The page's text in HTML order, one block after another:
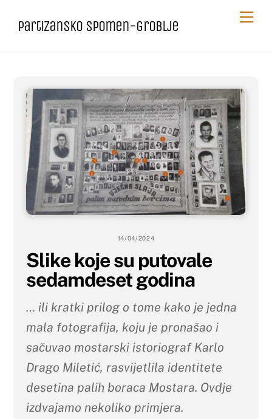
Partizansko spomen-groblje
14/04/2024
Slike koje su putovale
sedamdeset godina
… ili kratki prilog o tome kako je jedna
mala fotografija, koju je pronašao i
sačuvao mostarski istoriograf Karlo
Drago Miletić, rasvijetlila identitete
desetina palih boraca Mostara. Ovdje
izdvajamo nekoliko primjera.